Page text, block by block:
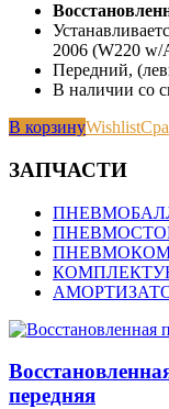
2006 (W220
Передний,
В наличии со
В корзинуWishlist
ЗАПЧАСТИ
передняя